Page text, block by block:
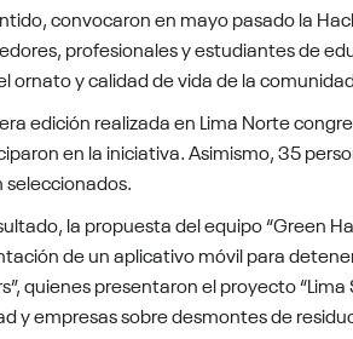
convocaron en mayo pasado la
profesionales y estudiantes de
ornato y calidad de vida de la
edición realizada en Lima Norte
en la iniciativa. Asimismo, 35
la propuesta del equipo “Green
de un aplicativo móvil para
quienes presentaron el proyecto
y empresas sobre desmontes de